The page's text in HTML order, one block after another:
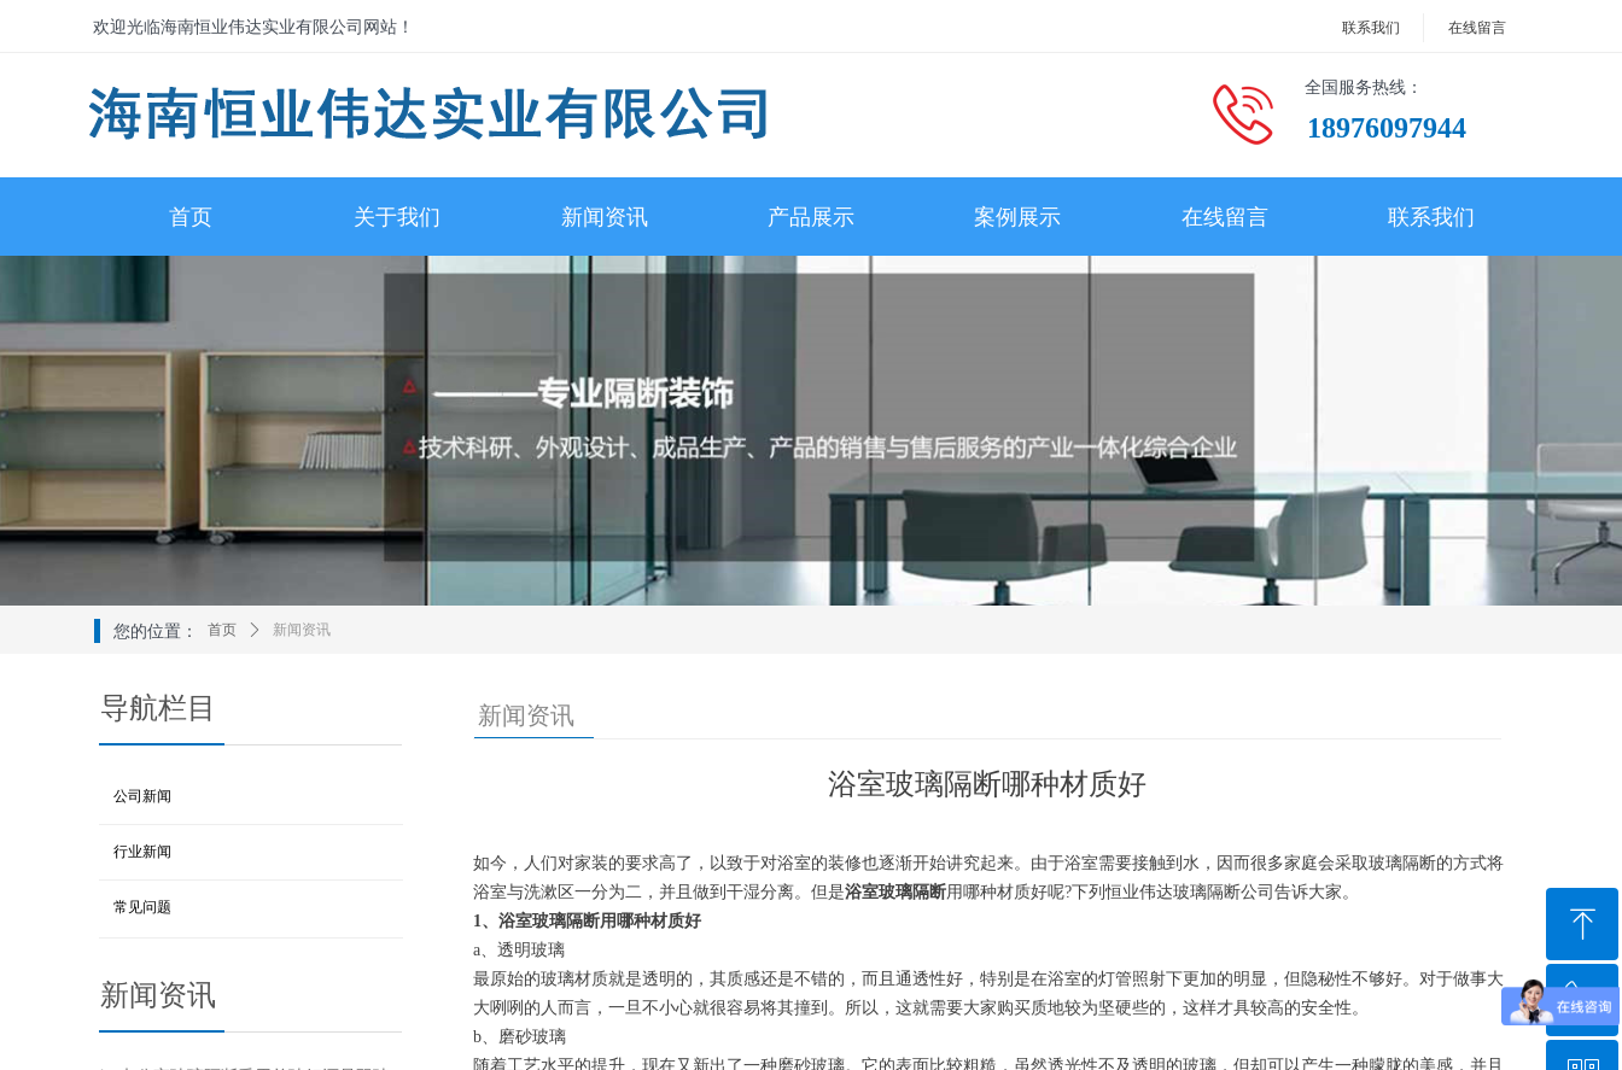
欢迎光临海南恒业伟达实业有限公司网站！ 联系我们 在线留言
全国服务热线：
18976097944
首页 关于我们 新闻资讯 产品展示 案例展示 在线留言 联系我们
您的位置： 首页 ꄲ 新闻资讯
导航栏目
新闻资讯
公司新闻
行业新闻
常见问题
新闻资讯
浴室玻璃隔断哪种材质好
如今，人们对家装的要求高了，以致于对浴室的装修也逐渐开始讲究起来。由于浴室需要接触到水，因而很多家庭会采取玻璃隔断的方式将
浴室与洗漱区一分为二，并且做到干湿分离。但是浴室玻璃隔断用哪种材质好呢?下列恒业伟达玻璃隔断公司告诉大家。
1、浴室玻璃隔断用哪种材质好
a、透明玻璃
最原始的玻璃材质就是透明的，其质感还是不错的，而且通透性好，特别是在浴室的灯管照射下更加的明显，但隐秘性不够好。对于做事大
大咧咧的人而言，一旦不小心就很容易将其撞到。所以，这就需要大家购买质地较为坚硬些的，这样才具较高的安全性。
b、磨砂玻璃
随着工艺水平的提升，现在又新出了一种磨砂玻璃。它的表面比较粗糙，虽然透光性不及透明的玻璃，但却可以产生一种朦胧的美感，并且
ꁸ
ꂅ